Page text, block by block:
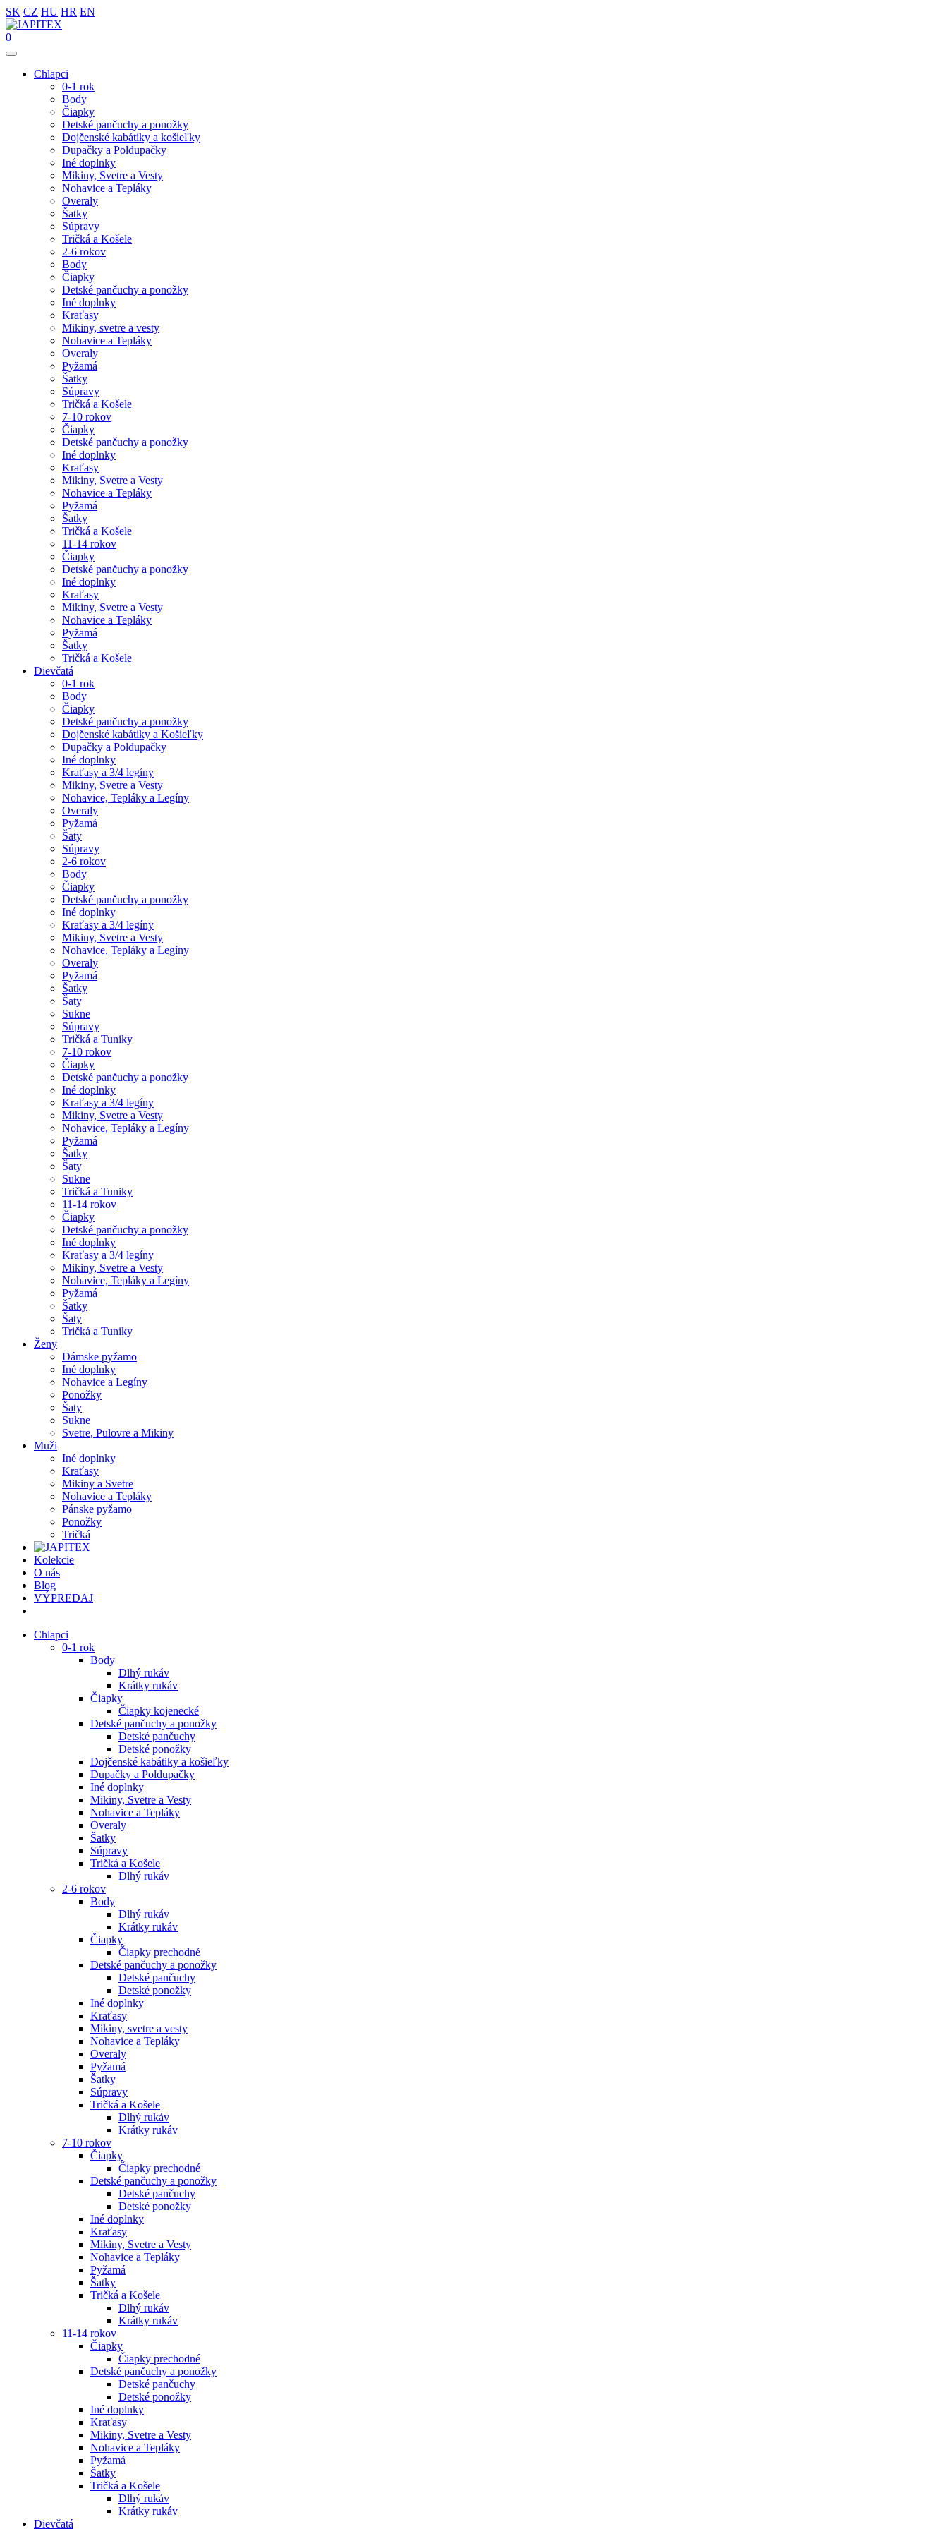
SK CZ HU HR EN
0
Chlapci
0-1 rok
Body
Čiapky
Detské pančuchy a ponožky
Dojčenské kabátiky a košieľky
Dupačky a Poldupačky
Iné doplnky
Mikiny, Svetre a Vesty
Nohavice a Tepláky
Overaly
Šatky
Súpravy
Tričká a Košele
2-6 rokov
Body
Čiapky
Detské pančuchy a ponožky
Iné doplnky
Kraťasy
Mikiny, svetre a vesty
Nohavice a Tepláky
Overaly
Pyžamá
Šatky
Súpravy
Tričká a Košele
7-10 rokov
Čiapky
Detské pančuchy a ponožky
Iné doplnky
Kraťasy
Mikiny, Svetre a Vesty
Nohavice a Tepláky
Pyžamá
Šatky
Tričká a Košele
11-14 rokov
Čiapky
Detské pančuchy a ponožky
Iné doplnky
Kraťasy
Mikiny, Svetre a Vesty
Nohavice a Tepláky
Pyžamá
Šatky
Tričká a Košele
Dievčatá
0-1 rok
Body
Čiapky
Detské pančuchy a ponožky
Dojčenské kabátiky a Košieľky
Dupačky a Poldupačky
Iné doplnky
Kraťasy a 3/4 legíny
Mikiny, Svetre a Vesty
Nohavice, Tepláky a Legíny
Overaly
Pyžamá
Šaty
Súpravy
2-6 rokov
Body
Čiapky
Detské pančuchy a ponožky
Iné doplnky
Kraťasy a 3/4 legíny
Mikiny, Svetre a Vesty
Nohavice, Tepláky a Legíny
Overaly
Pyžamá
Šatky
Šaty
Sukne
Súpravy
Tričká a Tuniky
7-10 rokov
Čiapky
Detské pančuchy a ponožky
Iné doplnky
Kraťasy a 3/4 legíny
Mikiny, Svetre a Vesty
Nohavice, Tepláky a Legíny
Pyžamá
Šatky
Šaty
Sukne
Tričká a Tuniky
11-14 rokov
Čiapky
Detské pančuchy a ponožky
Iné doplnky
Kraťasy a 3/4 legíny
Mikiny, Svetre a Vesty
Nohavice, Tepláky a Legíny
Pyžamá
Šatky
Šaty
Tričká a Tuniky
Ženy
Dámske pyžamo
Iné doplnky
Nohavice a Legíny
Ponožky
Šaty
Sukne
Svetre, Pulovre a Mikiny
Muži
Iné doplnky
Kraťasy
Mikiny a Svetre
Nohavice a Tepláky
Pánske pyžamo
Ponožky
Tričká
Kolekcie
O nás
Blog
VÝPREDAJ
Chlapci
0-1 rok
Body
Dlhý rukáv
Krátky rukáv
Čiapky
Čiapky kojenecké
Detské pančuchy a ponožky
Detské pančuchy
Detské ponožky
Dojčenské kabátiky a košieľky
Dupačky a Poldupačky
Iné doplnky
Mikiny, Svetre a Vesty
Nohavice a Tepláky
Overaly
Šatky
Súpravy
Tričká a Košele
Dlhý rukáv
2-6 rokov
Body
Dlhý rukáv
Krátky rukáv
Čiapky
Čiapky prechodné
Detské pančuchy a ponožky
Detské pančuchy
Detské ponožky
Iné doplnky
Kraťasy
Mikiny, svetre a vesty
Nohavice a Tepláky
Overaly
Pyžamá
Šatky
Súpravy
Tričká a Košele
Dlhý rukáv
Krátky rukáv
7-10 rokov
Čiapky
Čiapky prechodné
Detské pančuchy a ponožky
Detské pančuchy
Detské ponožky
Iné doplnky
Kraťasy
Mikiny, Svetre a Vesty
Nohavice a Tepláky
Pyžamá
Šatky
Tričká a Košele
Dlhý rukáv
Krátky rukáv
11-14 rokov
Čiapky
Čiapky prechodné
Detské pančuchy a ponožky
Detské pančuchy
Detské ponožky
Iné doplnky
Kraťasy
Mikiny, Svetre a Vesty
Nohavice a Tepláky
Pyžamá
Šatky
Tričká a Košele
Dlhý rukáv
Krátky rukáv
Dievčatá